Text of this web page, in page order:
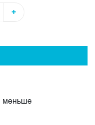
+
меньше